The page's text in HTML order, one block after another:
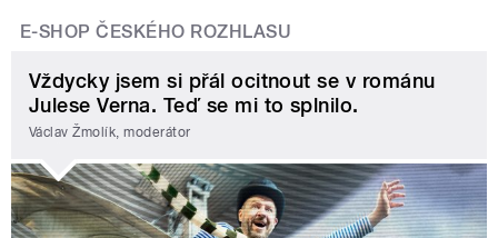
E-SHOP ČESKÉHO ROZHLASU
Vždycky jsem si přál ocitnout se v románu
Julese Verna. Teď se mi to splnilo.
Václav Žmolík, moderátor